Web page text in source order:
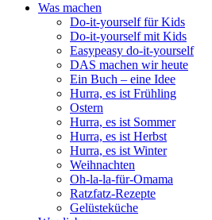
Was machen
Do-it-yourself für Kids
Do-it-yourself mit Kids
Easypeasy do-it-yourself
DAS machen wir heute
Ein Buch – eine Idee
Hurra, es ist Frühling
Ostern
Hurra, es ist Sommer
Hurra, es ist Herbst
Hurra, es ist Winter
Weihnachten
Oh-la-la-für-Omama
Ratzfatz-Rezepte
Gelüsteküche